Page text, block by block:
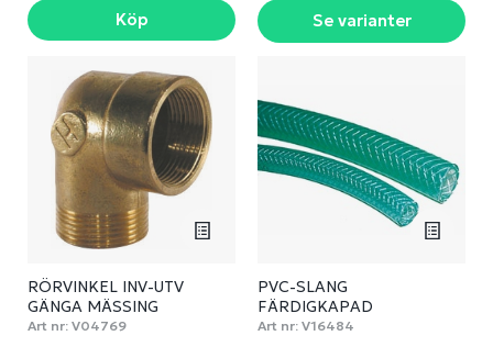
Köp Se varianter
RÖRVINKEL INV-UTV
GÄNGA MÄSSING
Art nr: V04769
PVC-SLANG
FÄRDIGKAPAD
Art nr: V16484